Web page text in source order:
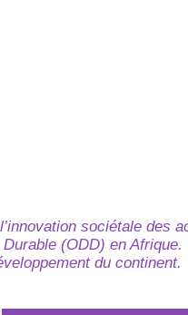
sociétale des
(ODD) en Afrique.
du continent.